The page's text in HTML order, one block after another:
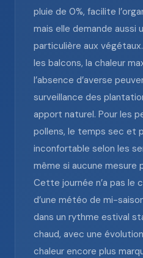
pluie de 0%, facilite
mais elle demande aussi
particulière aux
les balcons, la chaleur
l’absence d’averse
surveillance des
apport naturel. Pour les
pollens, le temps sec et
inconfortable selon les
même si aucune mesure
Cette journée n’a pas le
d’une météo de mi-
dans un rythme estival
chaud, avec une
chaleur encore plus